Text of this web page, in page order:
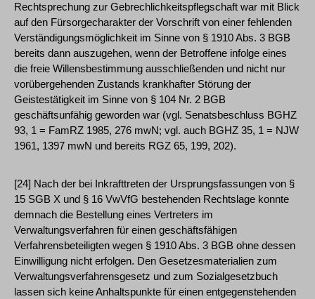
Rechtsprechung zur Gebrechlichkeitspflegschaft war mit Blick
auf den Fürsorgecharakter der Vorschrift von einer fehlenden
Verständigungsmöglichkeit im Sinne von § 1910 Abs. 3 BGB
bereits dann auszugehen, wenn der Betroffene infolge eines
die freie Willensbestimmung ausschließenden und nicht nur
vorübergehenden Zustands krankhafter Störung der
Geistestätigkeit im Sinne von § 104 Nr. 2 BGB
geschäftsunfähig geworden war (vgl. Senatsbeschluss BGHZ
93, 1 = FamRZ 1985, 276 mwN; vgl. auch BGHZ 35, 1 = NJW
1961, 1397 mwN und bereits RGZ 65, 199, 202).
[24] Nach der bei Inkrafttreten der Ursprungsfassungen von §
15 SGB X und § 16 VwVfG bestehenden Rechtslage konnte
demnach die Bestellung eines Vertreters im
Verwaltungsverfahren für einen geschäftsfähigen
Verfahrensbeteiligten wegen § 1910 Abs. 3 BGB ohne dessen
Einwilligung nicht erfolgen. Den Gesetzesmaterialien zum
Verwaltungsverfahrensgesetz und zum Sozialgesetzbuch
lassen sich keine Anhaltspunkte für einen entgegenstehenden